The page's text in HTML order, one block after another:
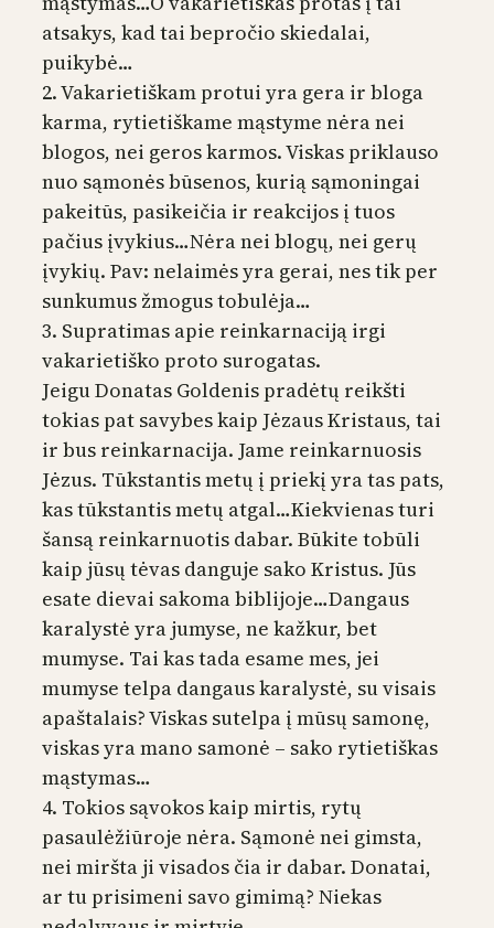
atsakys, kad tai bepročio skiedalai,
puikybė…
2. Vakarietiškam protui yra gera ir bloga
karma, rytietiškame mąstyme nėra nei
blogos, nei geros karmos. Viskas priklauso
nuo sąmonės būsenos, kurią sąmoningai
pakeitūs, pasikeičia ir reakcijos į tuos
pačius įvykius…Nėra nei blogų, nei gerų
įvykių. Pav: nelaimės yra gerai, nes tik per
sunkumus žmogus tobulėja…
3. Supratimas apie reinkarnaciją irgi
vakarietiško proto surogatas.
Jeigu Donatas Goldenis pradėtų reikšti
tokias pat savybes kaip Jėzaus Kristaus, tai
ir bus reinkarnacija. Jame reinkarnuosis
Jėzus. Tūkstantis metų į priekį yra tas pats,
kas tūkstantis metų atgal…Kiekvienas turi
šansą reinkarnuotis dabar. Būkite tobūli
kaip jūsų tėvas danguje sako Kristus. Jūs
esate dievai sakoma biblijoje…Dangaus
karalystė yra jumyse, ne kažkur, bet
mumyse. Tai kas tada esame mes, jei
mumyse telpa dangaus karalystė, su visais
apaštalais? Viskas sutelpa į mūsų samonę,
viskas yra mano samonė – sako rytietiškas
mąstymas…
4. Tokios sąvokos kaip mirtis, rytų
pasaulėžiūroje nėra. Sąmonė nei gimsta,
nei miršta ji visados čia ir dabar. Donatai,
ar tu prisimeni savo gimimą? Niekas